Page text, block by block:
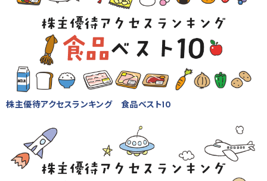
株主優待アクセスランキング 食品ベスト10